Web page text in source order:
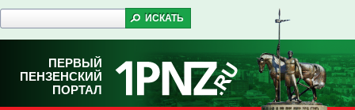
ПЕРВЫЙ
ПЕНЗЕНСКИЙ
ПОРТАЛ